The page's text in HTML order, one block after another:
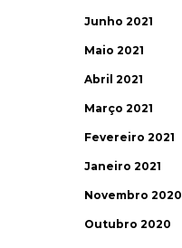
Junho 2021
Maio 2021
Abril 2021
Março 2021
Fevereiro 2021
Janeiro 2021
Novembro 2020
Outubro 2020